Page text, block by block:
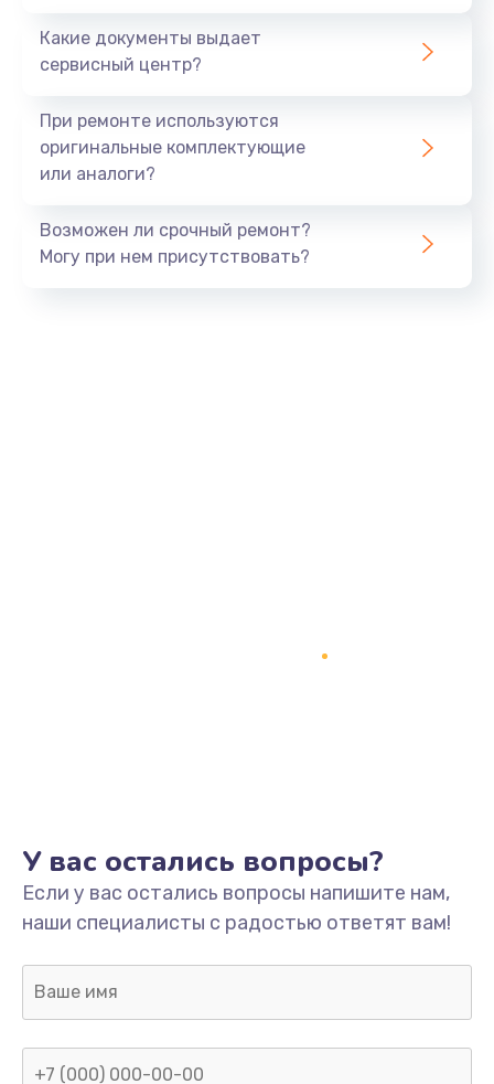
Восстановление данных
Заказать
1060 руб.
995 руб.
Заказать
Замена шлейфа матрицы
Какие документы выдает
сервисный центр?
При ремонте используются
оригинальные комплектующие
или аналоги?
Возможен ли срочный ремонт?
Могу при нем присутствовать?
У вас остались вопросы?
Если у вас остались вопросы напишите нам,
наши специалисты с радостью ответят вам!